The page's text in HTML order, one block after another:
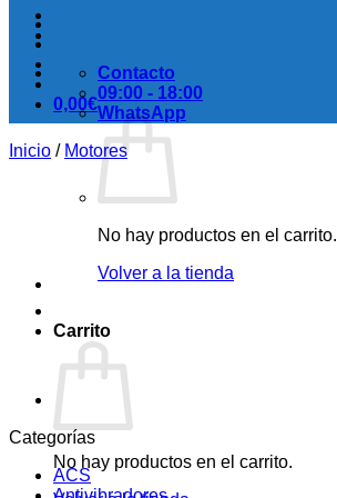
0,00€
No hay productos en el carrito.
Volver a la tienda
Carrito
No hay productos en el carrito.
Contacto
09:00 - 18:00
WhatsApp
Inicio / Motores
Categorías
ACS